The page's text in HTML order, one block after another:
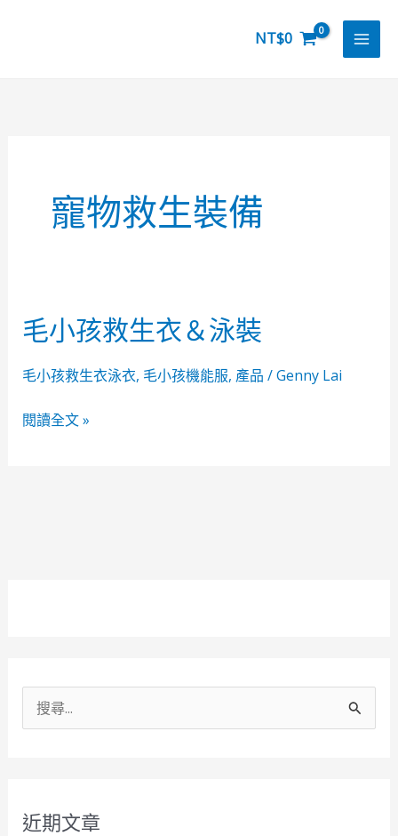
NT$0
寵物救生裝備
毛小孩救生衣＆泳裝
毛小孩救生衣泳衣, 毛小孩機能服, 產品 /Genny Lai
毛
孩
生
閱讀全文 »
字
近期文章